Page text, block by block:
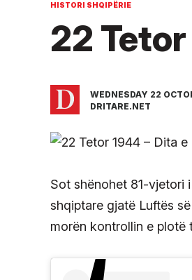
HISTORI SHQIPËRIE
22
WEDNESDAY 22
DRITARE.NET
Sot shënohet 81-vjetori
shqiptare gjatë Luftës
morën kontrollin e plotë